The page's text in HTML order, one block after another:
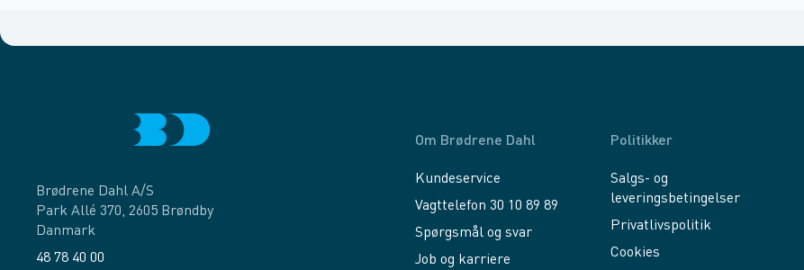
Brødrene Dahl A/S
Park Allé 370, 2605 Brøndby
Danmark
48 78 40 00
Om Brødrene Dahl
Kundeservice
Vagttelefon 30 10 89 89
Spørgsmål og svar
Job og karriere
Politikker
Salgs- og
leveringsbetingelser
Privatlivspolitik
Cookies